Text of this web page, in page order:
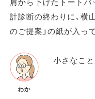
計診断の終わりに、横
のご提案」の紙が入っ
わか
小さなこ